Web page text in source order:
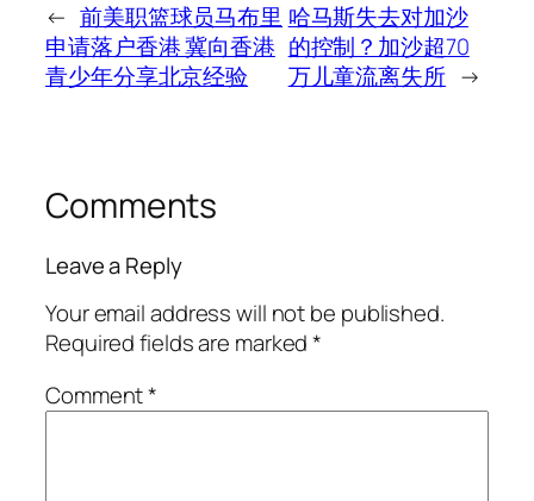
← 前美职篮球员马布里
申请落户香港 冀向香港
青少年分享北京经验
哈马斯失去对加沙
的控制？加沙超70
万儿童流离失所 →
Comments
Leave a Reply
Your email address will not be published.
Required fields are marked*
Comment*